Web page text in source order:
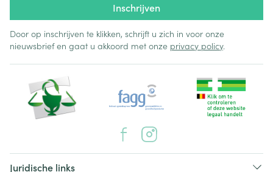
Inschrijven
Door op inschrijven te klikken, schrijft u zich in voor onze
nieuwsbrief en gaat u akkoord met onze privacy policy.
Juridische links